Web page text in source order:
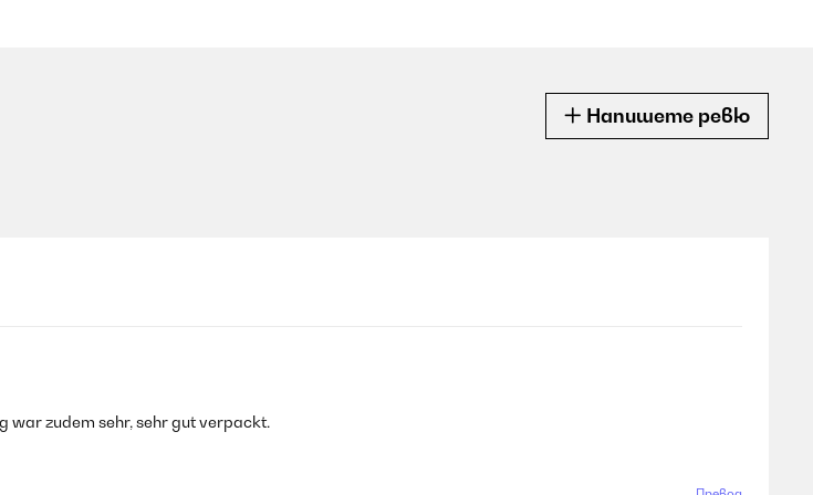
Напишете ревю
war zudem sehr, sehr gut verpackt.